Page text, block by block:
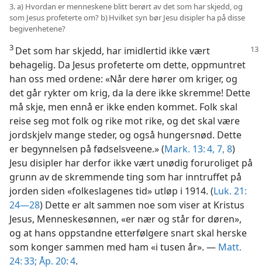
3. a) Hvordan er menneskene blitt berørt av det som har skjedd, og
som Jesus profeterte om? b) Hvilket syn bør Jesu disipler ha på disse
begivenhetene?
3 Det som har skjedd, har imidlertid ikke vært
behagelig. Da Jesus profeterte om dette, oppmuntret
han oss med ordene: «Når dere hører om kriger, og
det går rykter om krig, da la dere ikke skremme! Dette
må skje, men ennå er ikke enden kommet. Folk skal
reise seg mot folk og rike mot rike, og det skal være
jordskjelv mange steder, og også hungersnød. Dette
er begynnelsen på fødselsveene.» (Mark. 13: 4, 7, 8)
Jesu disipler har derfor ikke vært unødig foruroliget på
grunn av de skremmende ting som har inntruffet på
jorden siden «folkeslagenes tid» utløp i 1914. (Luk. 21:
24—28) Dette er alt sammen noe som viser at Kristus
Jesus, Menneskesønnen, «er nær og står for døren»,
og at hans oppstandne etterfølgere snart skal herske
som konger sammen med ham «i tusen år». — Matt.
24: 33; Åp. 20: 4.